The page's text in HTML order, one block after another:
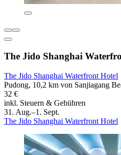
The Jido Shanghai
The Jido Shanghai Waterfront Hotel
Pudong, 10,2 km von Sanjiagang
32 €
inkl. Steuern & Gebühren
31. Aug.–1. Sept.
The Jido Shanghai Waterfront Hotel